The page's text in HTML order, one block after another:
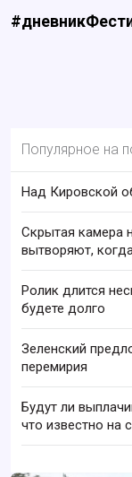
Популярное на
Над Кировской
Скрытая камера
вытворяют,
Ролик длится
будете долго
Зеленский
перемирия
Будут ли
что известно на